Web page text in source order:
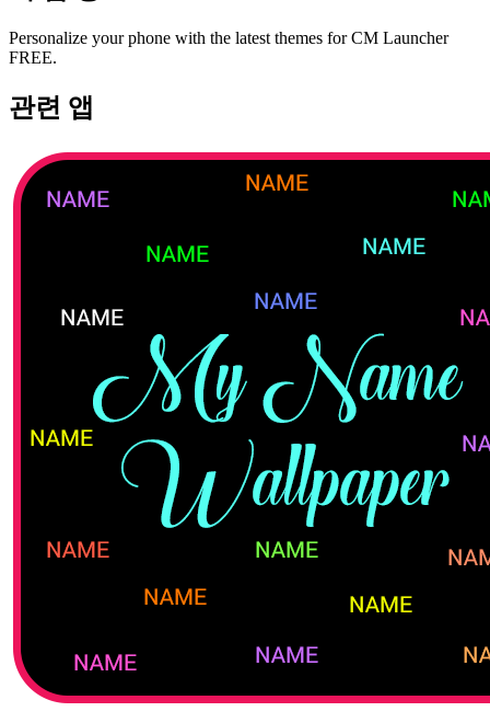
Personalize your phone with the latest themes for CM Launcher
FREE.
관련 앱